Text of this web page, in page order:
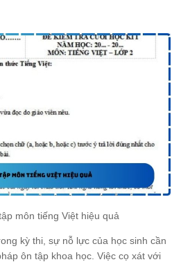
môn tiếng Việt hiệu quả
kỳ thi, sự nỗ lực của học sinh cần
ôn tập khoa học. Việc cọ xát với